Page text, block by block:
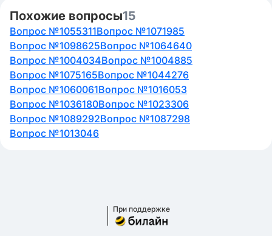
Похожие вопросы15
Вопрос №1055311Вопрос №1071985
Вопрос №1098625Вопрос №1064640
Вопрос №1004034Вопрос №1004885
Вопрос №1075165Вопрос №1044276
Вопрос №1060061Вопрос №1016053
Вопрос №1036180Вопрос №1023306
Вопрос №1089292Вопрос №1087298
Вопрос №1013046
При поддержке